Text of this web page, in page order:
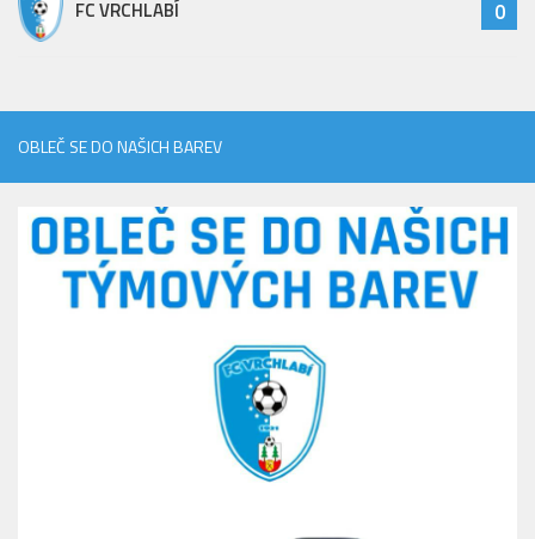
FC VRCHLABÍ 0
OBLEČ SE DO NAŠICH BAREV